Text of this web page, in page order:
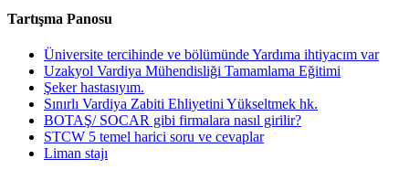
Tartışma Panosu
Üniversite tercihinde ve bölümünde Yardıma ihtiyacım var
Uzakyol Vardiya Mühendisliği Tamamlama Eğitimi
Şeker hastasıyım.
Sınırlı Vardiya Zabiti Ehliyetini Yükseltmek hk.
BOTAŞ/ SOCAR gibi firmalara nasıl girilir?
STCW 5 temel harici soru ve cevaplar
Liman stajı